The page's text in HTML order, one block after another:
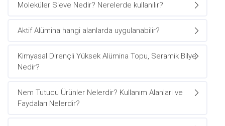
Moleküler Sieve Nedir? Nerelerde kullanılır?
Aktif Alümina hangi alanlarda uygulanabilir?
Kimyasal Dirençli Yüksek Alümina Topu, Seramik Bilye
Nedir?
Nem Tutucu Ürünler Nelerdir? Kullanım Alanları ve
Faydaları Nelerdir?